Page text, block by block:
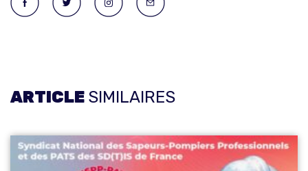
ARTICLE SIMILAIRES